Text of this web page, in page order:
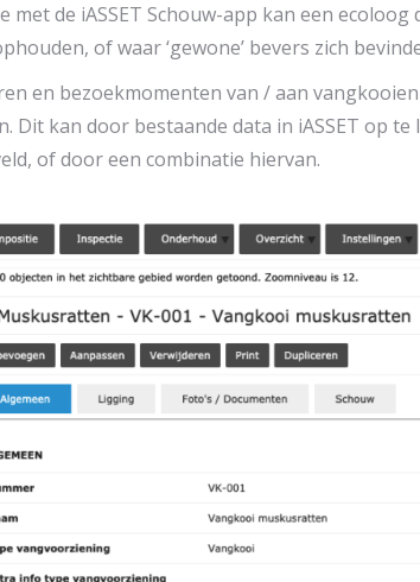
de iASSET Schouw-app kan een ecoloog
of waar ‘gewone’ bevers zich
en bezoekmomenten van / aan
Dit kan door bestaande data in iASSET op
of door een combinatie hiervan.